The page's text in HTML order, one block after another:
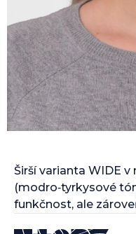
Širší varianta WIDE v
(modro‑tyrkysové
funkčnost, ale